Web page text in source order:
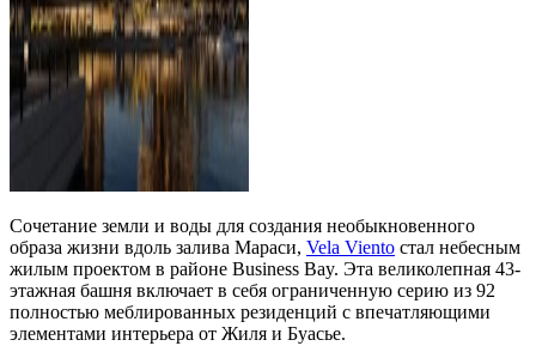
Сочетание земли и воды для создания необыкновенного
образа жизни вдоль залива Мараси, Vela Viento стал небесным
жилым проектом в районе Business Bay. Эта великолепная 43-
этажная башня включает в себя ограниченную серию из 92
полностью меблированных резиденций с впечатляющими
элементами интерьера от Жиля и Буасье.